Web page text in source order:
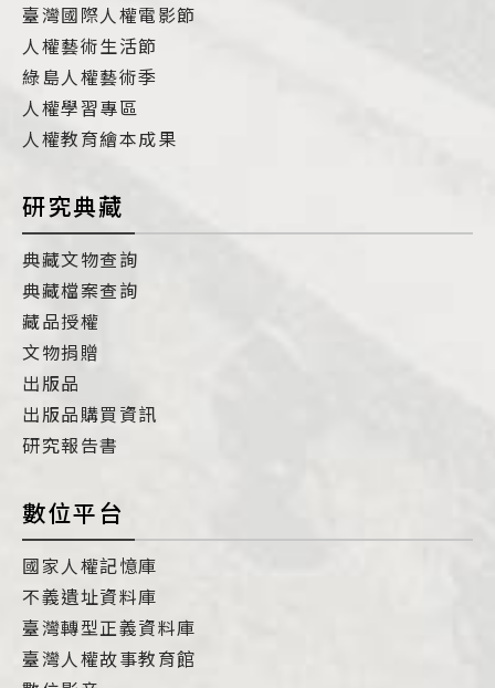
臺灣國際人權電影節
人權藝術生活節
綠島人權藝術季
人權學習專區
人權教育繪本成果
研究典藏
典藏文物查詢
典藏檔案查詢
藏品授權
文物捐贈
出版品
出版品購買資訊
研究報告書
數位平台
國家人權記憶庫
不義遺址資料庫
臺灣轉型正義資料庫
臺灣人權故事教育館